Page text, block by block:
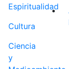
Espiritualidad
Cultura
Ciencia
y